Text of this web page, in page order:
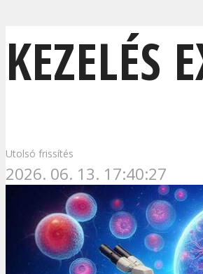
KEZELÉS
Utolsó frissítés
2026. 06. 13. 17:40:27